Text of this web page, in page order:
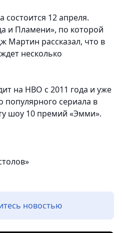
состоится 12 апреля.
и Пламени», по которой
Мартин рассказал, что в
несколько
на HBO с 2011 года и уже
популярного сериала в
шоу 10 премий «Эмми».
новостью